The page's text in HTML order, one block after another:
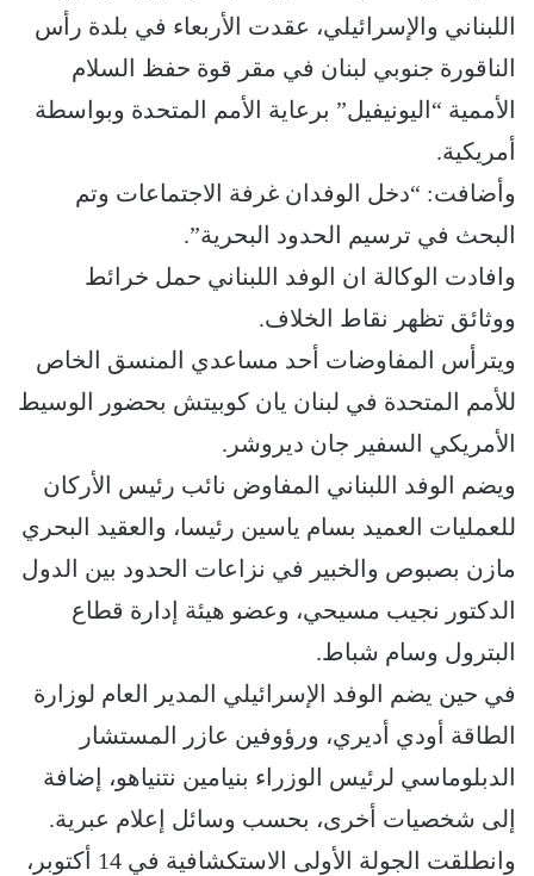
اللبناني والإسرائيلي، عقدت الأربعاء في بلدة رأس
الناقورة جنوبي لبنان في مقر قوة حفظ السلام
الأممية “اليونيفيل” برعاية الأمم المتحدة وبواسطة
أمريكية.
وأضافت: “دخل الوفدان غرفة الاجتماعات وتم
البحث في ترسيم الحدود البحرية”.
وافادت الوكالة ان الوفد اللبناني حمل خرائط
ووثائق تظهر نقاط الخلاف.
ويترأس المفاوضات أحد مساعدي المنسق الخاص
للأمم المتحدة في لبنان يان كوبيتش بحضور الوسيط
الأمريكي السفير جان ديروشر.
ويضم الوفد اللبناني المفاوض نائب رئيس الأركان
للعمليات العميد بسام ياسين رئيسا، والعقيد البحري
مازن بصبوص والخبير في نزاعات الحدود بين الدول
الدكتور نجيب مسيحي، وعضو هيئة إدارة قطاع
البترول وسام شباط.
في حين يضم الوفد الإسرائيلي المدير العام لوزارة
الطاقة أودي أديري، ورؤوفين عازر المستشار
الدبلوماسي لرئيس الوزراء بنيامين نتنياهو، إضافة
إلى شخصيات أخرى، بحسب وسائل إعلام عبرية.
وانطلقت الجولة الأولى الاستكشافية في 14 أكتوبر،